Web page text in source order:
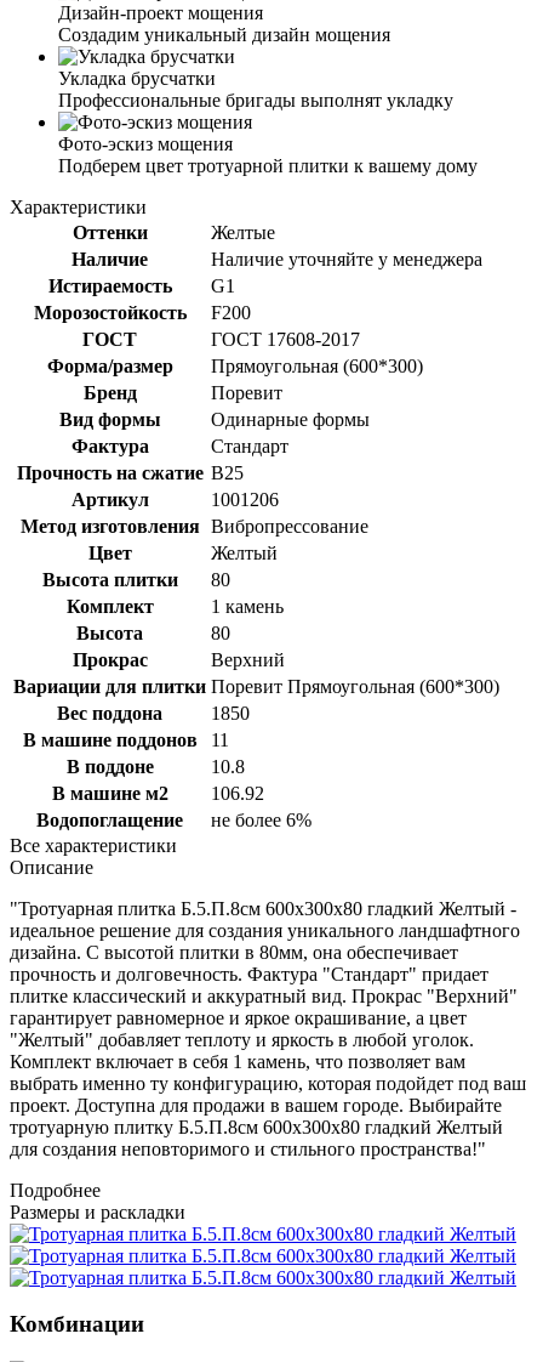
Дизайн-проект мощения
Создадим уникальный дизайн мощения
Укладка брусчатки
Профессиональные бригады выполнят укладку
Фото-эскиз мощения
Подберем цвет тротуарной плитки к вашему дому
Характеристики
Оттенки
Желтые
Наличие
Наличие уточняйте у менеджера
Истираемость
G1
Морозостойкость
F200
ГОСТ
ГОСТ 17608-2017
Форма/размер
Прямоугольная (600*300)
Бренд
Поревит
Вид формы
Одинарные формы
Фактура
Стандарт
Прочность на сжатие B25
Артикул
1001206
Метод изготовления Вибропрессование
Цвет
Желтый
Высота плитки
80
Комплект
1 камень
Высота
80
Прокрас
Верхний
Вариации для плитки Поревит Прямоугольная (600*300)
Вес поддона
1850
В машине поддонов
11
В поддоне
10.8
В машине м2
106.92
Водопоглащение
не более 6%
Все характеристики
Описание
"Тротуарная плитка Б.5.П.8см 600х300х80 гладкий Желтый -
идеальное решение для создания уникального ландшафтного
дизайна. С высотой плитки в 80мм, она обеспечивает
прочность и долговечность. Фактура "Стандарт" придает
плитке классический и аккуратный вид. Прокрас "Верхний"
гарантирует равномерное и яркое окрашивание, а цвет
"Желтый" добавляет теплоту и яркость в любой уголок.
Комплект включает в себя 1 камень, что позволяет вам
выбрать именно ту конфигурацию, которая подойдет под ваш
проект. Доступна для продажи в вашем городе. Выбирайте
тротуарную плитку Б.5.П.8см 600х300х80 гладкий Желтый
для создания неповторимого и стильного пространства!"
Подробнее
Размеры и раскладки
Комбинации